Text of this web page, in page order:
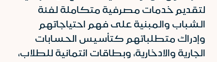
لتقديم خدمات مصرفية متكاملة لفئة
الشباب والمبنية على فهم احتياجاتهم
وإدراك متطلباتهم كتأسيس الحسابات
الجارية والادخارية، وبطاقات ائتمانية للطلاب،